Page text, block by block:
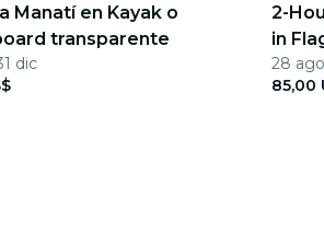
Manatí en Kayak o
transparente
dic
2-
in
28
85,00